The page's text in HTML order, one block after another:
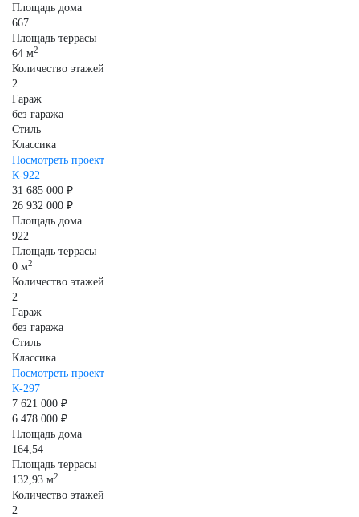
Площадь дома
667
Площадь террасы
64 м2
Количество этажей
2
Гараж
без гаража
Стиль
Классика
Посмотреть проект
К-922
31 685 000 ₽
26 932 000 ₽
Площадь дома
922
Площадь террасы
0 м2
Количество этажей
2
Гараж
без гаража
Стиль
Классика
Посмотреть проект
К-297
7 621 000 ₽
6 478 000 ₽
Площадь дома
164,54
Площадь террасы
132,93 м2
Количество этажей
2